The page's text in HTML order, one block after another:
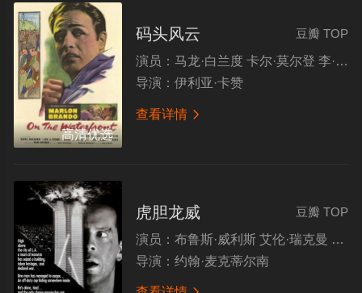
高清优选
豆瓣 TOP
码头风云
演员： 马龙·白兰度 卡尔·莫尔登 李·科布 罗德·斯泰格尔
导演： 伊利亚·卡赞
查看详情 
豆瓣 TOP
虎胆龙威
演员： 布鲁斯·威利斯 艾伦·瑞克曼 邦妮·比蒂丽娅 亚历山大·乔杜诺夫
导演： 约翰·麦克蒂尔南